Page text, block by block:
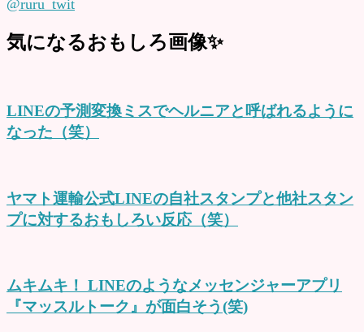
@ruru_twit
気になるおもしろ画像✨
LINEの予測変換ミスでヘルニアと呼ばれるように
なった（笑）
ヤマト運輸公式LINEの自社スタンプと他社スタン
プに対するおもしろい反応（笑）
ムキムキ！ LINEのようなメッセンジャーアプリ
『マッスルトーク』が面白そう(笑)